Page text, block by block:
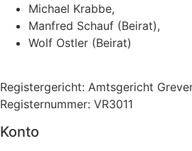
Michael Krabbe,
Manfred Schauf (Beirat),
Wolf Ostler (Beirat)
Registergericht: Amtsgericht
Registernummer: VR3011
Konto